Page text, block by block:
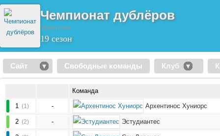
Чемпионат дублёров
Аргентина
19 сезон
Сайт Свободные команды Клуб
Команда
1 (1) - Архентинос Хуниорс
2 (2) - Эстудиантес